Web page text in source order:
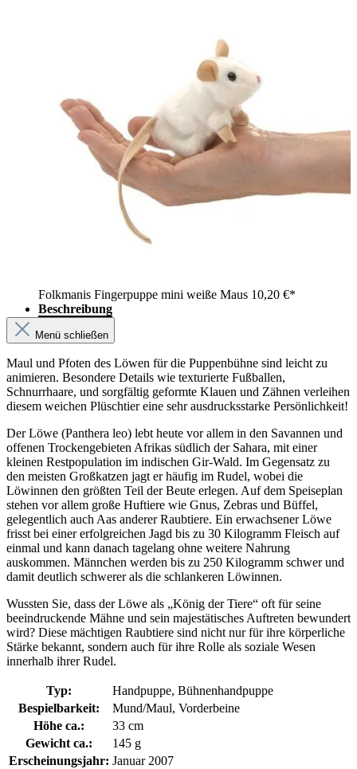
Folkmanis Fingerpuppe mini weiße Maus 10,20 €*
Beschreibung
Menü schließen
Maul und Pfoten des Löwen für die Puppenbühne sind leicht zu
animieren. Besondere Details wie texturierte Fußballen,
Schnurrhaare, und sorgfältig geformte Klauen und Zähnen verleihen
diesem weichen Plüschtier eine sehr ausdrucksstarke Persönlichkeit!
Der Löwe (Panthera leo) lebt heute vor allem in den Savannen und
offenen Trockengebieten Afrikas südlich der Sahara, mit einer
kleinen Restpopulation im indischen Gir-Wald. Im Gegensatz zu
den meisten Großkatzen jagt er häufig im Rudel, wobei die
Löwinnen den größten Teil der Beute erlegen. Auf dem Speiseplan
stehen vor allem große Huftiere wie Gnus, Zebras und Büffel,
gelegentlich auch Aas anderer Raubtiere. Ein erwachsener Löwe
frisst bei einer erfolgreichen Jagd bis zu 30 Kilogramm Fleisch auf
einmal und kann danach tagelang ohne weitere Nahrung
auskommen. Männchen werden bis zu 250 Kilogramm schwer und
damit deutlich schwerer als die schlankeren Löwinnen.
Wussten Sie, dass der Löwe als „König der Tiere“ oft für seine
beeindruckende Mähne und sein majestätisches Auftreten bewundert
wird? Diese mächtigen Raubtiere sind nicht nur für ihre körperliche
Stärke bekannt, sondern auch für ihre Rolle als soziale Wesen
innerhalb ihrer Rudel.
Typ:
Handpuppe, Bühnenhandpuppe
Bespielbarkeit:
Mund/Maul, Vorderbeine
Höhe ca.:
33 cm
Gewicht ca.:
145 g
Erscheinungsjahr: Januar 2007